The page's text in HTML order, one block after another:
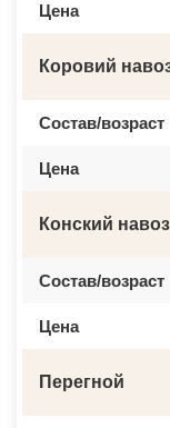
Цена
Коровий
Состав/возраст
Цена
Конский навоз
Состав/возраст
Цена
Перегной